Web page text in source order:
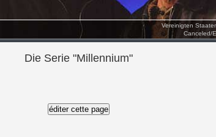
Vereinigten
Canceled/
Die Serie "Millennium"